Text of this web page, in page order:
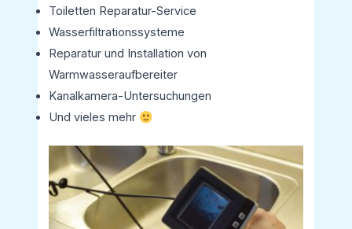
Toiletten Reparatur-Service
Wasserfiltrationssysteme
Reparatur und Installation von
Warmwasseraufbereiter
Kanalkamera-Untersuchungen
Und vieles mehr